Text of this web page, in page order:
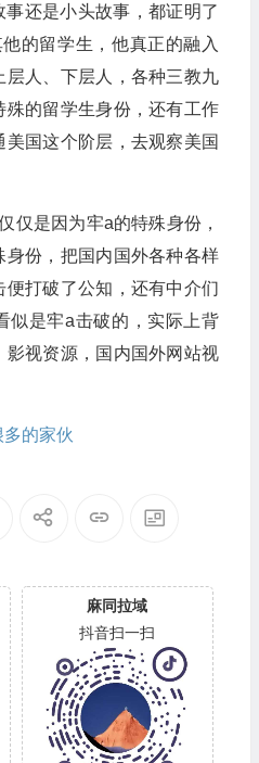
还是小头故事，都证明了
的留学生，他真正的融入
人、下层人，各种三教九
的留学生身份，还有工作
国这个阶层，去观察美国
仅是因为牢a的特殊身份，
份，把国内国外各种各样
便打破了公知，还有中介们
似是牢a击破的，实际上背
影视资源，国内国外网站视
的家伙
麻同拉域
抖音扫一扫